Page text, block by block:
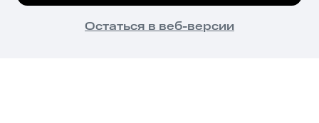
законодательством ответственность.
© 2026 ООО «КИОН».
Все права защищены
ПОНЯТНО
Остаться в веб-версии